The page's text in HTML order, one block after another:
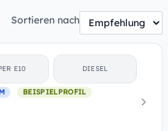
Sortieren nach
E10 DIESEL
BEISPIELPROFIL